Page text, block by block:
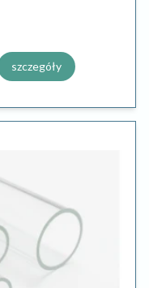
szczegóły